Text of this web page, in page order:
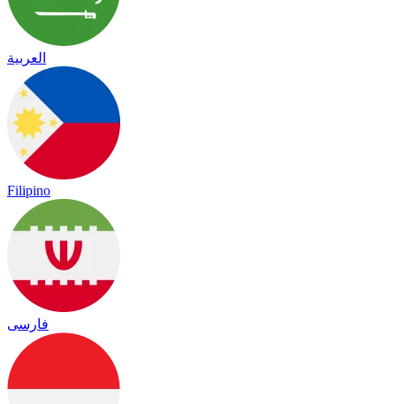
العربية
Filipino
فارسی